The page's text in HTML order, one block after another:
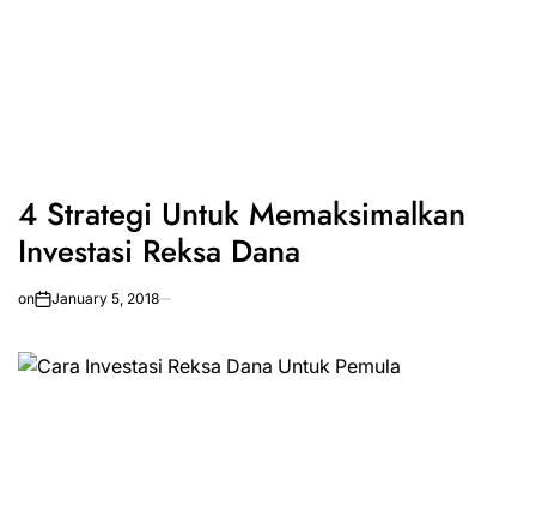
4 Strategi Untuk Memaksimalkan
Investasi Reksa Dana
on January 5, 2018